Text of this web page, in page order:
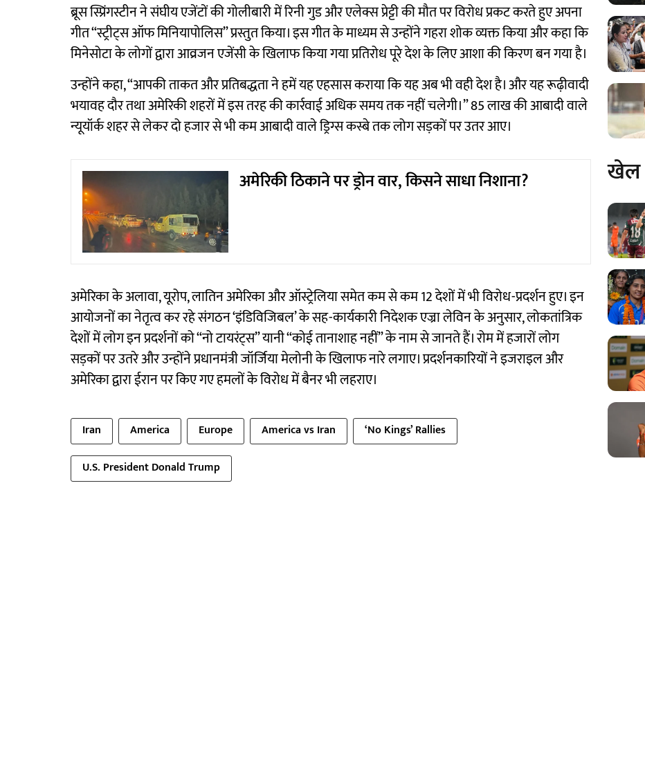
ब्रूस स्प्रिंगस्टीन ने संघीय एजेंटों की गोलीबारी में रिनी गुड और एलेक्स प्रेट्टी की मौत पर विरोध प्रकट करते हुए अपना
गीत “स्ट्रीट्स ऑफ मिनियापोलिस” प्रस्तुत किया। इस गीत के माध्यम से उन्होंने गहरा शोक व्यक्त किया और कहा कि
मिनेसोटा के लोगों द्वारा आव्रजन एजेंसी के खिलाफ किया गया प्रतिरोध पूरे देश के लिए आशा की किरण बन गया है।
उन्होंने कहा, “आपकी ताकत और प्रतिबद्धता ने हमें यह एहसास कराया कि यह अब भी वही देश है। और यह रूढ़ीवादी
भयावह दौर तथा अमेरिकी शहरों में इस तरह की कार्रवाई अधिक समय तक नहीं चलेगी।” 85 लाख की आबादी वाले
न्यूयॉर्क शहर से लेकर दो हजार से भी कम आबादी वाले ड्रिग्स कस्बे तक लोग सड़कों पर उतर आए।
अमेरिकी ठिकाने पर ड्रोन वार, किसने साधा निशाना?
अमेरिका के अलावा, यूरोप, लातिन अमेरिका और ऑस्ट्रेलिया समेत कम से कम 12 देशों में भी विरोध-प्रदर्शन हुए। इन
आयोजनों का नेतृत्व कर रहे संगठन ‘इंडिविजिबल’ के सह-कार्यकारी निदेशक एज्रा लेविन के अनुसार, लोकतांत्रिक
देशों में लोग इन प्रदर्शनों को “नो टायरंट्स” यानी “कोई तानाशाह नहीं” के नाम से जानते हैं। रोम में हजारों लोग
सड़कों पर उतरे और उन्होंने प्रधानमंत्री जॉर्जिया मेलोनी के खिलाफ नारे लगाए। प्रदर्शनकारियों ने इजराइल और
अमेरिका द्वारा ईरान पर किए गए हमलों के विरोध में बैनर भी लहराए।
Iran America Europe America vs Iran
‘No Kings’ Rallies
U.S. President Donald Trump
खेल